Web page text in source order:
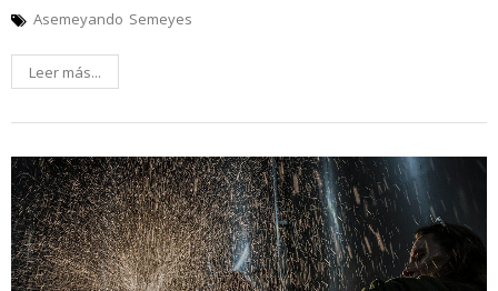
Asemeyando Semeyes
Leer más...